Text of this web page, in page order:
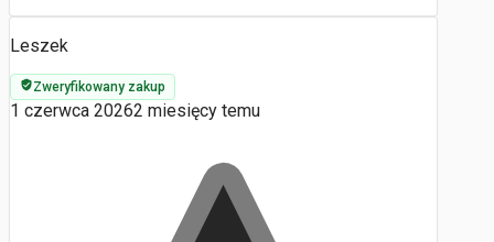
Leszek
Zweryfikowany zakup
1 czerwca 20262 miesięcy temu